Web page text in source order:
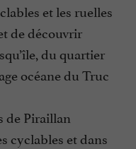
et les ruelles
de découvrir
du quartier
océane du Truc
de Piraillan
cyclables et dans